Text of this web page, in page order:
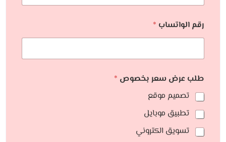
رقم الواتساب *
طلب عرض سعر بخصوص *
تصميم موقع
تطبيق موبايل
تسويق الكتروني